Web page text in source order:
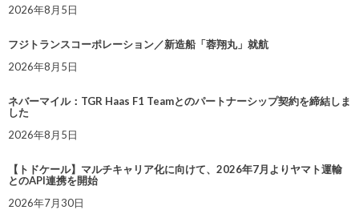
2026年8月5日
フジトランスコーポレーション／新造船「蓉翔丸」就航
2026年8月5日
ネバーマイル：TGR Haas F1 Teamとのパートナーシップ契約を締結しま
した
2026年8月5日
【トドケール】マルチキャリア化に向けて、2026年7月よりヤマト運輸
とのAPI連携を開始
2026年7月30日